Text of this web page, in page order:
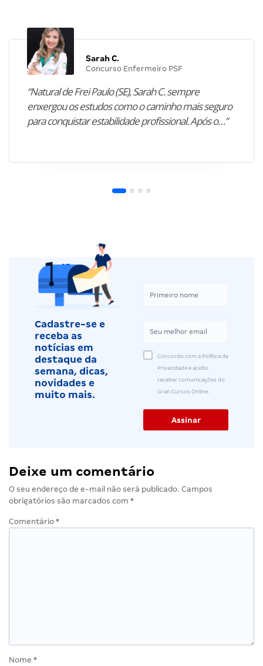
Sarah C.
Concurso Enfermeiro PSF
“Natural de Frei Paulo (SE), Sarah C. sempre
enxergou os estudos como o caminho mais seguro
para conquistar estabilidade profissional. Após o…”
Cadastre-se e
receba as
notícias em
destaque da
semana, dicas,
novidades e
muito mais.
Concordo com a Política de
Privacidade e aceito
receber comunicações do
Gran Cursos Online.
Deixe um comentário
O seu endereço de e-mail não será publicado. Campos
obrigatórios são marcados com *
Comentário *
Nome *